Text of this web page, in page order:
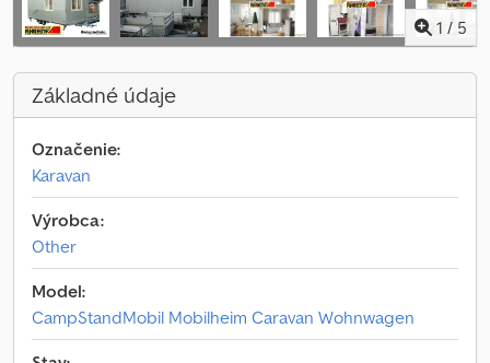
1 / 5
Základné údaje
Označenie:
Karavan
Výrobca:
Other
Model:
CampStandMobil Mobilheim Caravan Wohnwagen